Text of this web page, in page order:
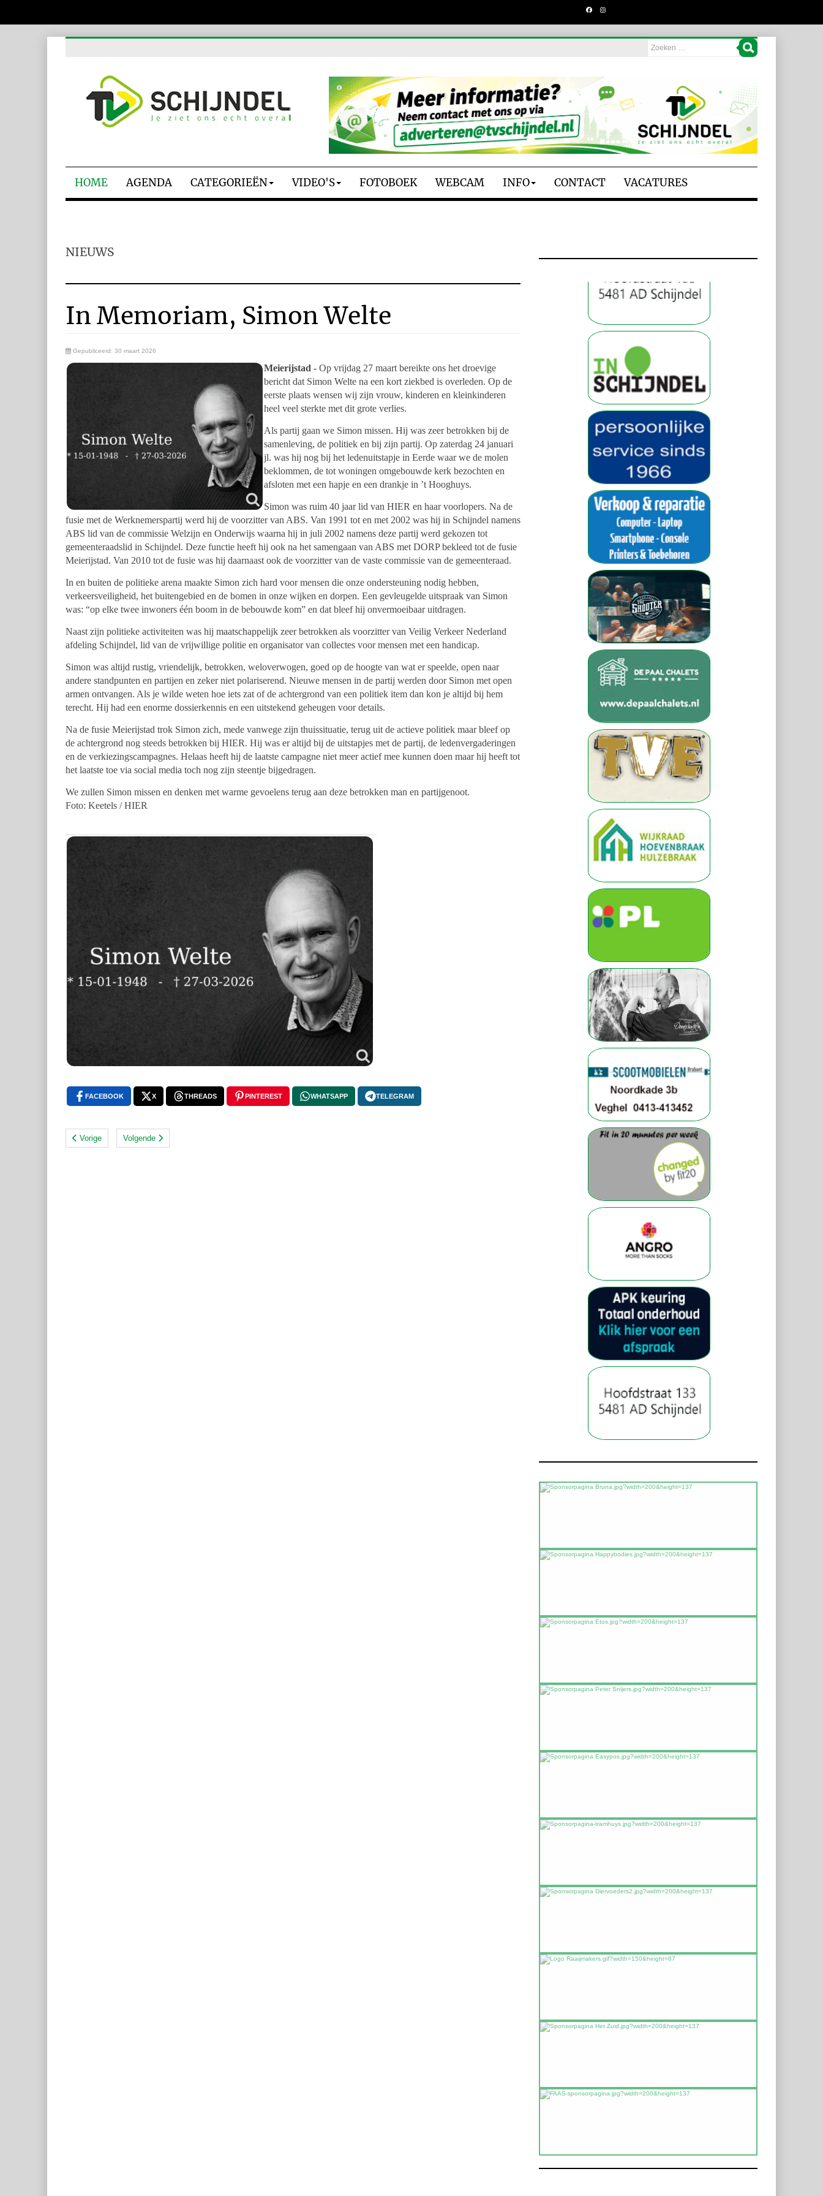
HOME AGENDA CATEGORIEËN VIDEO'S FOTOBOEK WEBCAM INFO CONTACT VACATURES
NIEUWS
In Memoriam, Simon Welte
Gepubliceerd: 30 maart 2026
Meierijstad - Op vrijdag 27 maart bereikte ons het droevige
bericht dat Simon Welte na een kort ziekbed is overleden. Op de
eerste plaats wensen wij zijn vrouw, kinderen en kleinkinderen
heel veel sterkte met dit grote verlies.
Als partij gaan we Simon missen. Hij was zeer betrokken bij de
samenleving, de politiek en bij zijn partij. Op zaterdag 24 januari
jl. was hij nog bij het ledenuitstapje in Eerde waar we de molen
beklommen, de tot woningen omgebouwde kerk bezochten en
afsloten met een hapje en een drankje in ’t Hooghuys.
Simon was ruim 40 jaar lid van HIER en haar voorlopers. Na de
fusie met de Werknemerspartij werd hij de voorzitter van ABS. Van 1991 tot en met 2002 was hij in Schijndel namens
ABS lid van de commissie Welzijn en Onderwijs waarna hij in juli 2002 namens deze partij werd gekozen tot
gemeenteraadslid in Schijndel. Deze functie heeft hij ook na het samengaan van ABS met DORP bekleed tot de fusie
Meierijstad. Van 2010 tot de fusie was hij daarnaast ook de voorzitter van de vaste commissie van de gemeenteraad.
In en buiten de politieke arena maakte Simon zich hard voor mensen die onze ondersteuning nodig hebben,
verkeersveiligheid, het buitengebied en de bomen in onze wijken en dorpen. Een gevleugelde uitspraak van Simon
was: “op elke twee inwoners één boom in de bebouwde kom” en dat bleef hij onvermoeibaar uitdragen.
Naast zijn politieke activiteiten was hij maatschappelijk zeer betrokken als voorzitter van Veilig Verkeer Nederland
afdeling Schijndel, lid van de vrijwillige politie en organisator van collectes voor mensen met een handicap.
Simon was altijd rustig, vriendelijk, betrokken, weloverwogen, goed op de hoogte van wat er speelde, open naar
andere standpunten en partijen en zeker niet polariserend. Nieuwe mensen in de partij werden door Simon met open
armen ontvangen. Als je wilde weten hoe iets zat of de achtergrond van een politiek item dan kon je altijd bij hem
terecht. Hij had een enorme dossierkennis en een uitstekend geheugen voor details.
Na de fusie Meierijstad trok Simon zich, mede vanwege zijn thuissituatie, terug uit de actieve politiek maar bleef op
de achtergrond nog steeds betrokken bij HIER. Hij was er altijd bij de uitstapjes met de partij, de ledenvergaderingen
en de verkiezingscampagnes. Helaas heeft hij de laatste campagne niet meer actief mee kunnen doen maar hij heeft tot
het laatste toe via social media toch nog zijn steentje bijgedragen.
We zullen Simon missen en denken met warme gevoelens terug aan deze betrokken man en partijgenoot.
Foto: Keetels / HIER
FACEBOOK X THREADS PINTEREST WHATSAPP TELEGRAM
Vorige Volgende